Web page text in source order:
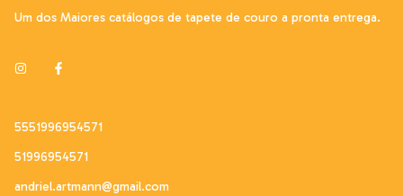
Um dos Maiores catálogos de tapete de couro a pronta entrega.
5551996954571
51996954571
andriel.artmann@gmail.com